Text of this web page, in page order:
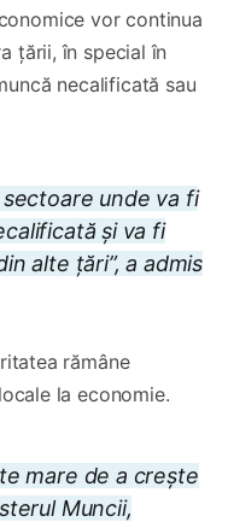
vor continua
țării, în special în
necalificată sau
unde va fi
și va fi
alte țări”, a admis
rămâne
la economie.
mare de a crește
Muncii,